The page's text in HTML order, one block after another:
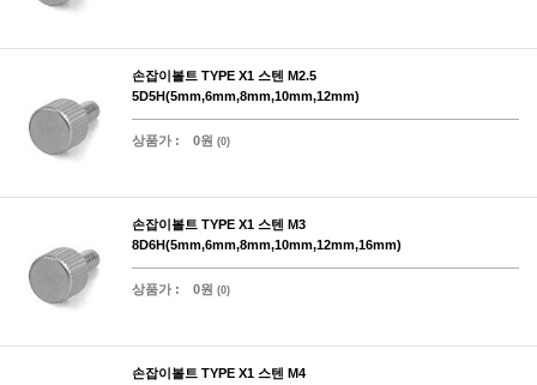
손잡이볼트 TYPE X1 스텐 M2.5
5D5H(5mm,6mm,8mm,10mm,12mm)
상품가 : 0원 (0)
손잡이볼트 TYPE X1 스텐 M3
8D6H(5mm,6mm,8mm,10mm,12mm,16mm)
상품가 : 0원 (0)
손잡이볼트 TYPE X1 스텐 M4